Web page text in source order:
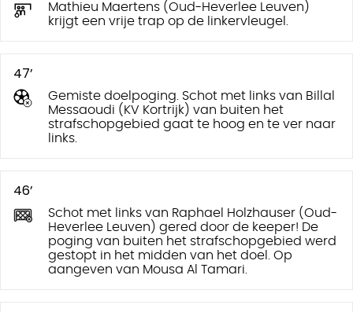
Mathieu Maertens (Oud-Heverlee Leuven)
krijgt een vrije trap op de linkervleugel.
47’
Gemiste doelpoging. Schot met links van Billal
Messaoudi (KV Kortrijk) van buiten het
strafschopgebied gaat te hoog en te ver naar
links.
46’
Schot met links van Raphael Holzhauser (Oud-
Heverlee Leuven) gered door de keeper! De
poging van buiten het strafschopgebied werd
gestopt in het midden van het doel. Op
aangeven van Mousa Al Tamari.